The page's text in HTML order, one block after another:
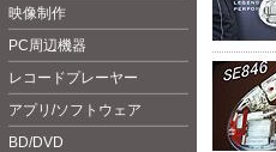
映像制作
PC周辺機器
レコードプレーヤー
アプリ/ソフトウェア
BD/DVD